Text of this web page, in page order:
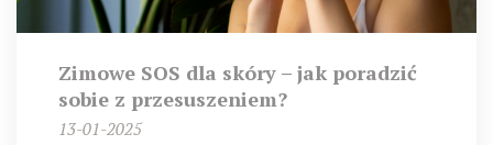
Zimowe SOS dla skóry – jak poradzić
sobie z przesuszeniem?
13-01-2025